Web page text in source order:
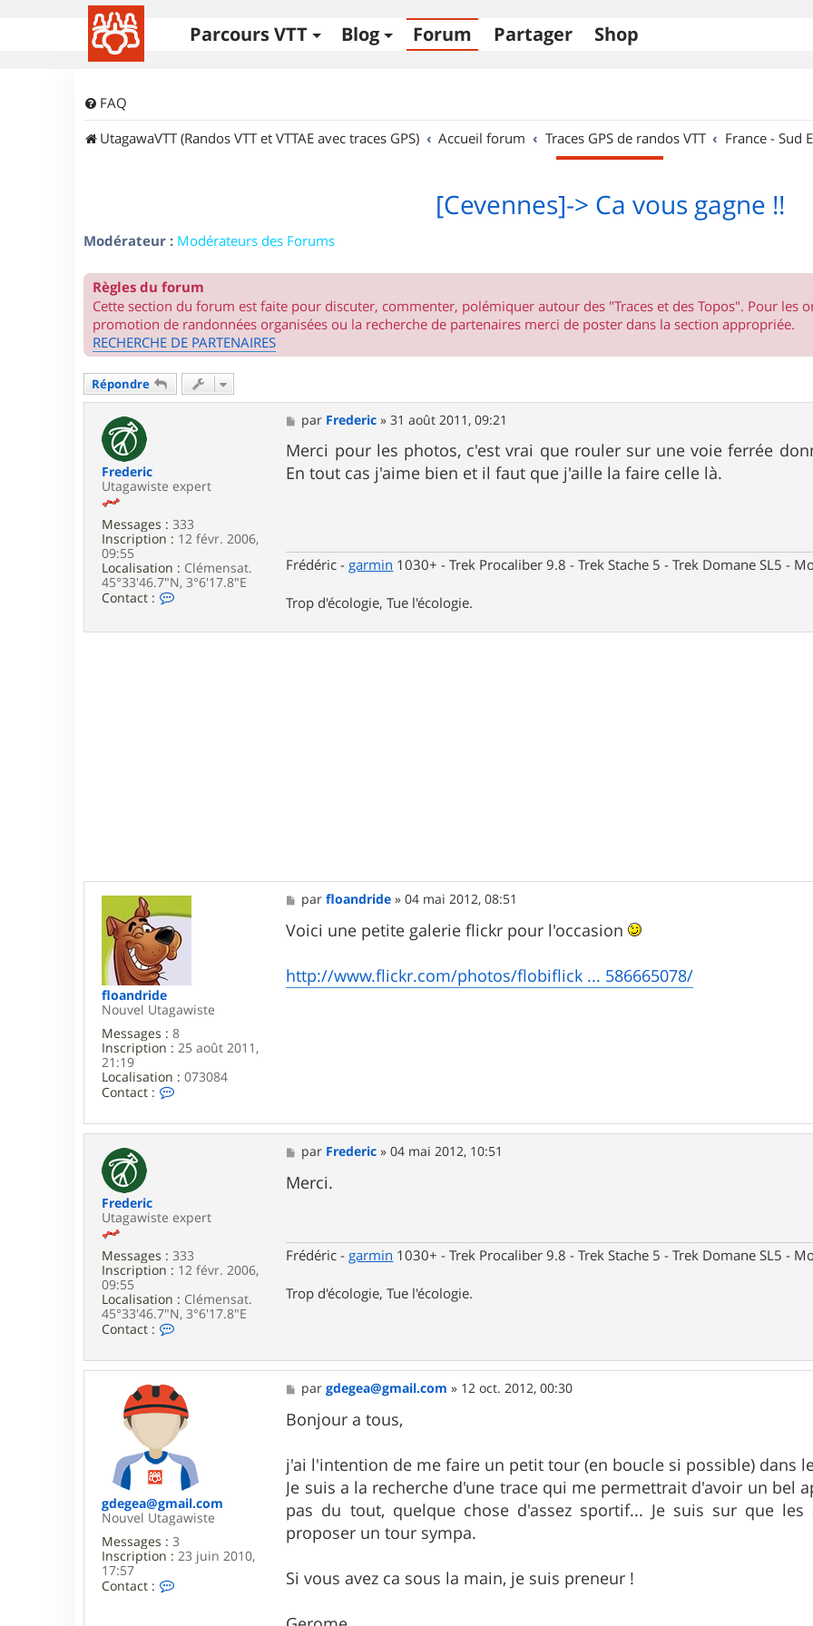
Parcours VTT Blog Forum Partager Shop
FAQ
UtagawaVTT (Randos VTT et VTTAE avec traces GPS)
Accueil forum Traces GPS de randos VTT France - Sud
[Cevennes]-> Ca vous gagne !!
Modérateur : Modérateurs des Forums
Règles du forum
Cette section du forum est faite pour discuter, commenter, polémiquer autour des "Traces et des Topos". Pour les
promotion de randonnées organisées ou la recherche de partenaires merci de poster dans la section appropriée.
RECHERCHE DE PARTENAIRES
Répondre
Frederic
Utagawiste expert
Messages : 333
Inscription : 12 févr. 2006,
09:55
Localisation : Clémensat.
45°33'46.7"N, 3°6'17.8"E
Contact :
M
e
s
s
a
par Frederic »31 août 2011, 09:21
Merci pour les photos, c'est vrai que rouler sur une voie ferrée
En tout cas j'aime bien et il faut que j'aille la faire celle là.
Frédéric - garmin 1030+ - Trek Procaliber 9.8 - Trek Stache 5 - Trek Domane SL5 -
Trop d'écologie, Tue l'écologie.
floandride
Nouvel Utagawiste
Messages : 8
Inscription : 25 août 2011,
21:19
Localisation : 073084
Contact :
n
t
f
o
a
n
d
r
i
M
e
s
s
g
e
parfloandride »04 mai 2012, 08:51
Voici une petite galerie flickr pour l'occasion
http://www.flickr.com/photos/flobiflick ... 586665078/
Frederic
Utagawiste expert
Messages : 333
Inscription : 12 févr. 2006,
09:55
Localisation : Clémensat.
45°33'46.7"N, 3°6'17.8"E
Contact :
t
c
t
e
F
r
e
d
e
i
c
M
e
s
s
par Frederic »04 mai 2012, 10:51
Merci.
Frédéric - garmin 1030+ - Trek Procaliber 9.8 - Trek Stache 5 - Trek Domane SL5 -
Trop d'écologie, Tue l'écologie.
gdegea@gmail.com
Nouvel Utagawiste
Messages : 3
Inscription : 23 juin 2010,
17:57
Contact :
M
e
s
s
g
e
pargdegea@gmail.com » 12 oct. 2012, 00:30
Bonjour a tous,
j'ai l'intention de me faire un petit tour (en boucle si possible) dans
Je suis a la recherche d'une trace qui me permettrait d'avoir un bel
pas du tout, quelque chose d'assez sportif... Je suis sur que
proposer un tour sympa.
Si vous avez ca sous la main, je suis preneur !